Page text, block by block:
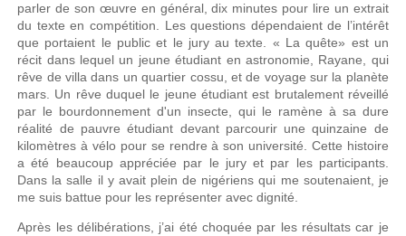
parler de son œuvre en général, dix minutes pour lire un extrait
du texte en compétition. Les questions dépendaient de l’intérêt
que portaient le public et le jury au texte. « La quête» est un
récit dans lequel un jeune étudiant en astronomie, Rayane, qui
rêve de villa dans un quartier cossu, et de voyage sur la planète
mars. Un rêve duquel le jeune étudiant est brutalement réveillé
par le bourdonnement d'un insecte, qui le ramène à sa dure
réalité de pauvre étudiant devant parcourir une quinzaine de
kilomètres à vélo pour se rendre à son université. Cette histoire
a été beaucoup appréciée par le jury et par les participants.
Dans la salle il y avait plein de nigériens qui me soutenaient, je
me suis battue pour les représenter avec dignité.
Après les délibérations, j’ai été choquée par les résultats car je